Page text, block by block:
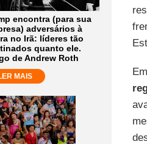
encontra (para sua
adversários à
no Irã: líderes tão
quanto ele.
de Andrew Roth
MAIS